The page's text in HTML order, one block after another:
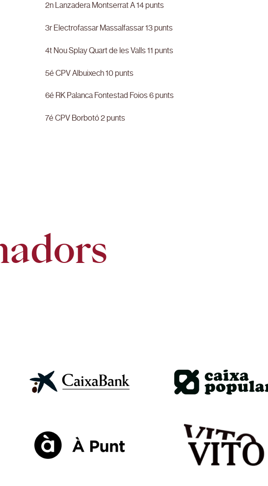
2n Lanzadera Montserrat A 14 punts
3r Electrofassar Massalfassar 13 punts
4t Nou Splay Quart de les Valls 11 punts
5é CPV Albuixech 10 punts
6é RK Palanca Fontestad Foios 6 punts
7é CPV Borbotó 2 punts